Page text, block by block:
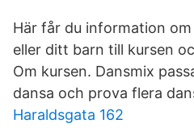
Här får du information
eller ditt barn till kursen
Om kursen. Dansmix
dansa och prova flera
Haraldsgata 162